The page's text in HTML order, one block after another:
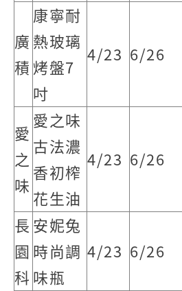
廣
積
康寧耐
熱玻璃
烤盤7
吋
4/23 6/26
愛
之
味
愛之味
古法濃
香初榨
花生油
4/23 6/26
長
園
科
安妮兔
時尚調
味瓶
4/23 6/26